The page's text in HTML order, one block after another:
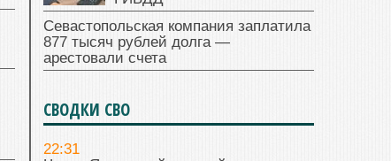
Севастопольская компания заплатила
877 тысяч рублей долга —
арестовали счета
СВОДКИ СВО
22:31